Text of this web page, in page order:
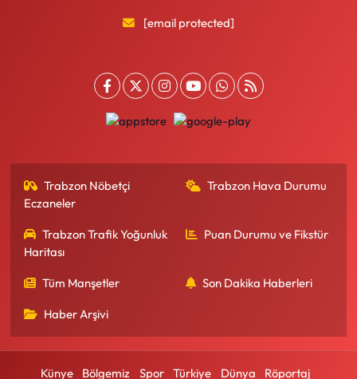
[email protected]
Trabzon Nöbetçi
Eczaneler
Trabzon Hava Durumu
Trabzon Trafik Yoğunluk
Haritası
Puan Durumu ve Fikstür
Tüm Manşetler Son Dakika Haberleri
Haber Arşivi
Künye Bölgemiz Spor Türkiye Dünya Röportaj